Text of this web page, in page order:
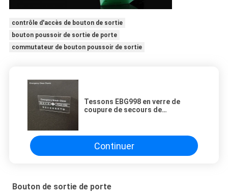
contrôle d'accès de bouton de sortie
bouton poussoir de sortie de porte
commutateur de bouton poussoir de sortie
Tessons EBG998 en verre de
coupure de secours de
Continuer
Bouton de sortie de porte